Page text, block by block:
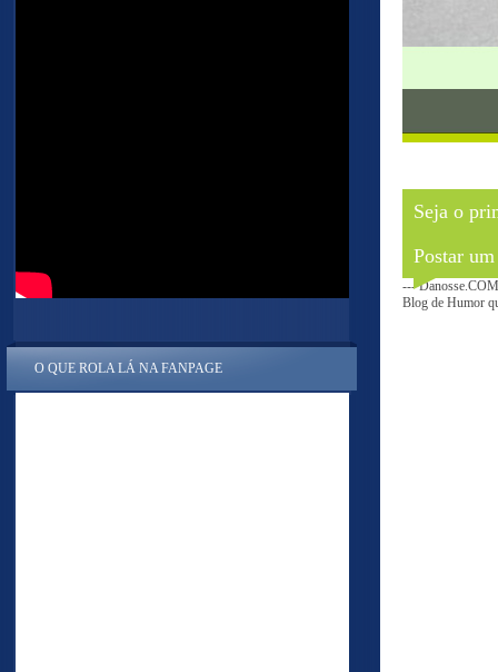
Seja o
Postar
---
Blog de Humor
O QUE ROLA LÁ NA FANPAGE